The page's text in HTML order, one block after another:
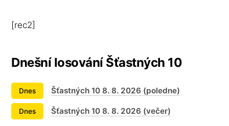
[rec2]
Dnešní losování Šťastných 10
Dnes Šťastných 10 8. 8. 2026 (poledne)
Dnes Šťastných 10 8. 8. 2026 (večer)